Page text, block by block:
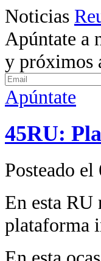
Noticias
Apúntate a
y próximos
Apúntate
45RU:
Posteado
En esta RU
plataforma